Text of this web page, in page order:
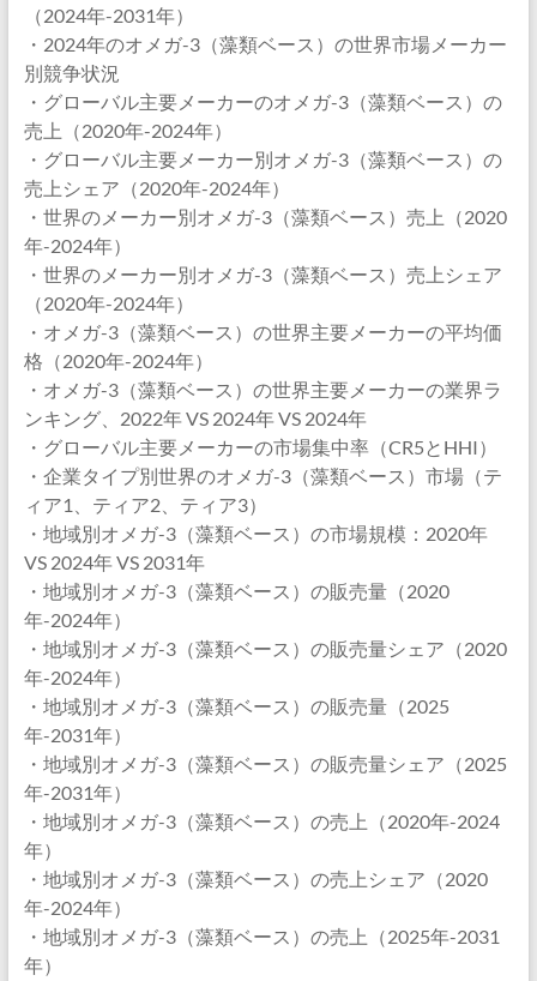
（2024年-2031年）
・2024年のオメガ-3（藻類ベース）の世界市場メーカー
別競争状況
・グローバル主要メーカーのオメガ-3（藻類ベース）の
売上（2020年-2024年）
・グローバル主要メーカー別オメガ-3（藻類ベース）の
売上シェア（2020年-2024年）
・世界のメーカー別オメガ-3（藻類ベース）売上（2020
年-2024年）
・世界のメーカー別オメガ-3（藻類ベース）売上シェア
（2020年-2024年）
・オメガ-3（藻類ベース）の世界主要メーカーの平均価
格（2020年-2024年）
・オメガ-3（藻類ベース）の世界主要メーカーの業界ラ
ンキング、2022年 VS 2024年 VS 2024年
・グローバル主要メーカーの市場集中率（CR5とHHI）
・企業タイプ別世界のオメガ-3（藻類ベース）市場（テ
ィア1、ティア2、ティア3）
・地域別オメガ-3（藻類ベース）の市場規模：2020年
VS 2024年 VS 2031年
・地域別オメガ-3（藻類ベース）の販売量（2020
年-2024年）
・地域別オメガ-3（藻類ベース）の販売量シェア（2020
年-2024年）
・地域別オメガ-3（藻類ベース）の販売量（2025
年-2031年）
・地域別オメガ-3（藻類ベース）の販売量シェア（2025
年-2031年）
・地域別オメガ-3（藻類ベース）の売上（2020年-2024
年）
・地域別オメガ-3（藻類ベース）の売上シェア（2020
年-2024年）
・地域別オメガ-3（藻類ベース）の売上（2025年-2031
年）